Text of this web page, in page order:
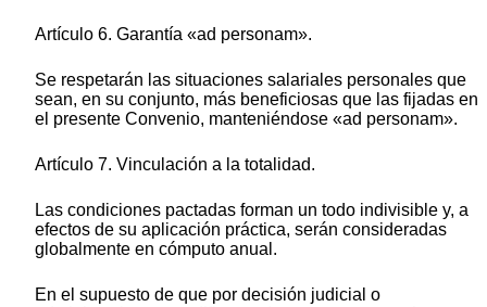
Artículo 6. Garantía «ad personam».
Se respetarán las situaciones salariales personales que
sean, en su conjunto, más beneficiosas que las fijadas en
el presente Convenio, manteniéndose «ad personam».
Artículo 7. Vinculación a la totalidad.
Las condiciones pactadas forman un todo indivisible y, a
efectos de su aplicación práctica, serán consideradas
globalmente en cómputo anual.
En el supuesto de que por decisión judicial o